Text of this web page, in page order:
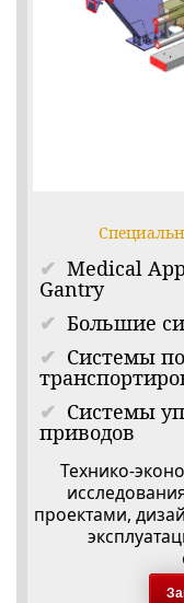
Medical
Gantry
Большие
Системы
Системы
приводов
Технико-
проектами,